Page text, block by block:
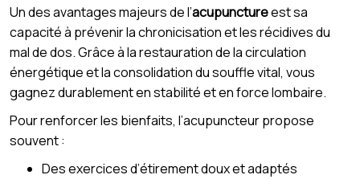
Un des avantages majeurs de l’acupunctureest sa
capacité à prévenir la chronicisation et les récidives du
mal de dos. Grâce à la restauration de la circulation
énergétique et la consolidation du souffle vital, vous
gagnez durablement en stabilité et en force lombaire.
Pour renforcer les bienfaits, l’acupuncteur propose
souvent :
Des exercices d’étirement doux et adaptés